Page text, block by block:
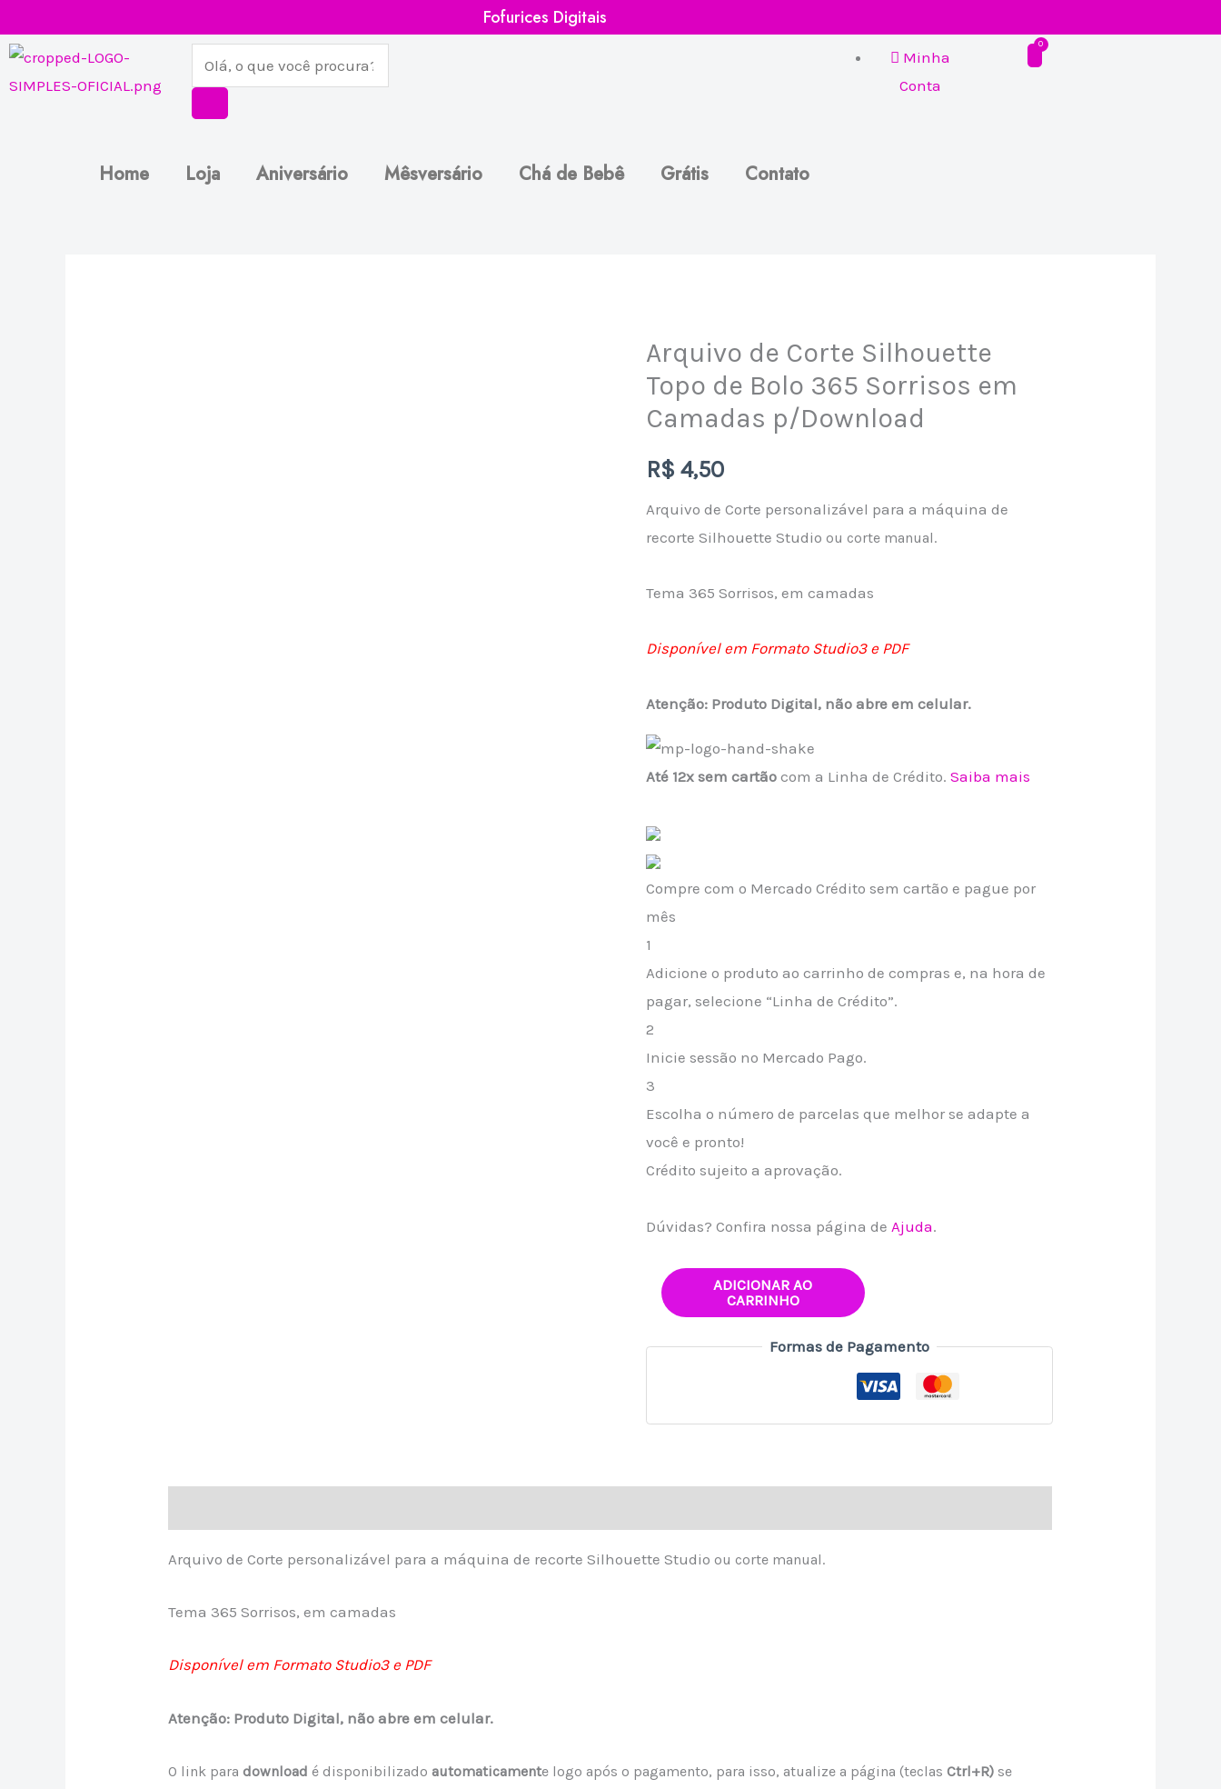
para
Fofurices Digitais
Pesquisar
produtos
Minha
Conta
Home Loja Aniversário Mêsversário Chá de Bebê Grátis Contato
Arquivo de Corte Silhouette
Topo de Bolo 365 Sorrisos em
Camadas p/Download
R$ 4,50
Arquivo de Corte personalizável para a máquina de
recorte Silhouette Studio ou corte manual.
Tema 365 Sorrisos, em camadas
Disponível em Formato Studio3 e PDF
Atenção: Produto Digital, não abre em celular.
Até 12x sem cartãocom a Linha de Crédito. Saiba mais
Compre com o Mercado Crédito sem cartão e pague por
mês
1
Adicione o produto ao carrinho de compras e, na hora de
pagar, selecione “Linha de Crédito”.
2
Inicie sessão no Mercado Pago.
3
Escolha o número de parcelas que melhor se adapte a
você e pronto!
Crédito sujeito a aprovação.
Dúvidas? Confira nossa página de Ajuda.
Arquivo
de
Corte
Topo
Bolo
365
em
p/Download
ADICIONAR AO
CARRINHO
Formas de Pagamento
Arquivo de Corte personalizável para a máquina de recorte Silhouette Studio ou corte manual.
Tema 365 Sorrisos, em camadas
Disponível em Formato Studio3 e PDF
Atenção: Produto Digital, não abre em celular.
O link paradownload é disponibilizado automaticamente logo após o pagamento, para isso, atualize a página (teclasCtrl+R) se